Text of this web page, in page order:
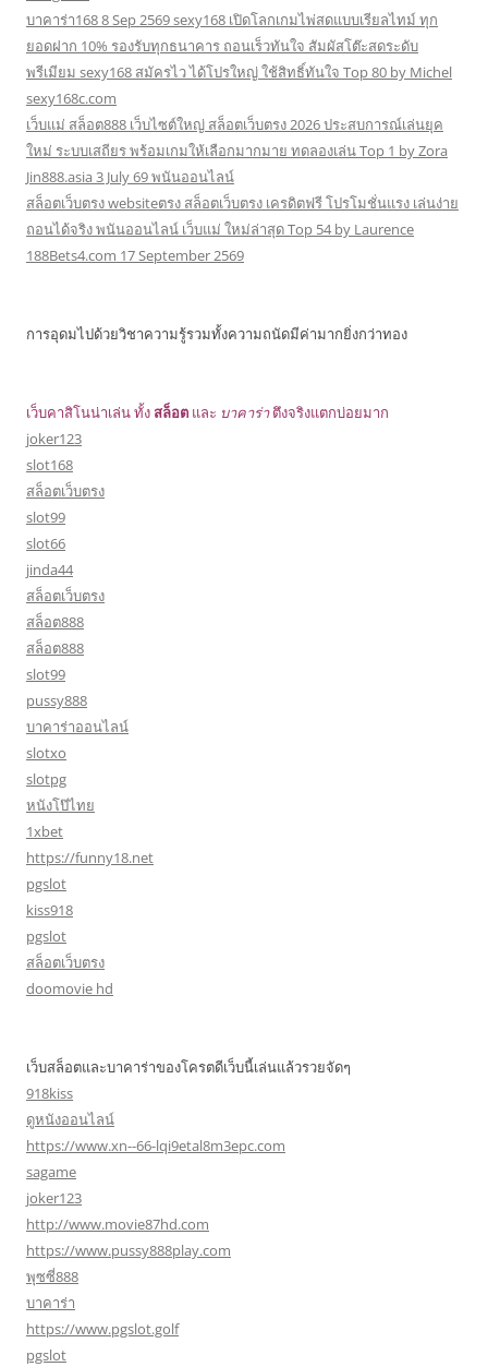
บาคาร่า168 8 Sep 2569 sexy168 เปิดโลกเกมไพ่สดแบบเรียลไทม์ ทุก
ยอดฝาก 10% รองรับทุกธนาคาร ถอนเร็วทันใจ สัมผัสโต๊ะสดระดับ
พรีเมียม sexy168 สมัครไว ได้โปรใหญ่ ใช้สิทธิ์ทันใจ Top 80 by Michel
sexy168c.com
เว็บแม่ สล็อต888 เว็บไซต์ใหญ่ สล็อตเว็บตรง 2026 ประสบการณ์เล่นยุค
ใหม่ ระบบเสถียร พร้อมเกมให้เลือกมากมาย ทดลองเล่น Top 1 by Zora
Jin888.asia 3 July 69 พนันออนไลน์
สล็อตเว็บตรง websiteตรง สล็อตเว็บตรง เครดิตฟรี โปรโมชั่นแรง เล่นง่าย
ถอนได้จริง พนันออนไลน์ เว็บแม่ ใหม่ล่าสุด Top 54 by Laurence
188Bets4.com 17 September 2569
การอุดมไปด้วยวิชาความรู้รวมทั้งความถนัดมีค่ามากยิ่งกว่าทอง
เว็บคาสิโนน่าเล่น ทั้งสล็อต และ บาคาร่าตึงจริงแตกบ่อยมาก
joker123
slot168
สล็อตเว็บตรง
slot99
slot66
jinda44
สล็อตเว็บตรง
สล็อต888
สล็อต888
slot99
pussy888
บาคาร่าออนไลน์
slotxo
slotpg
หนังโป๊ไทย
1xbet
https://funny18.net
pgslot
kiss918
pgslot
สล็อตเว็บตรง
doomovie hd
เว็บสล็อตและบาคาร่าของโครตดีเว็บนี้เล่นแล้วรวยจัดๆ
918kiss
ดูหนังออนไลน์
https://www.xn--66-lqi9etal8m3epc.com
sagame
joker123
http://www.movie87hd.com
https://www.pussy888play.com
พุซซี่888
บาคาร่า
https://www.pgslot.golf
pgslot